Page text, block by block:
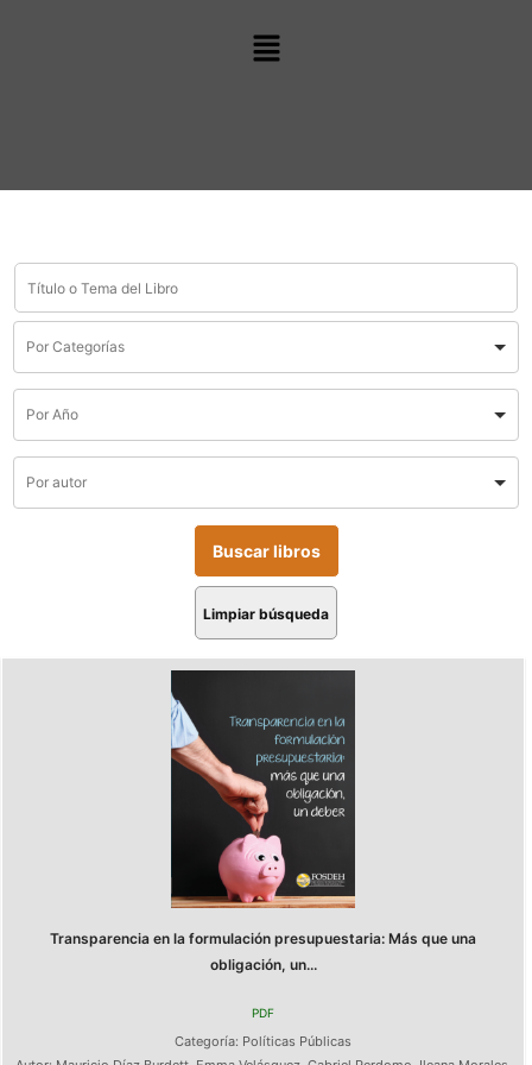
Limpiar búsqueda
Transparencia en la formulación presupuestaria: Más que una
obligación, un...
PDF
Categoría: Políticas Públicas